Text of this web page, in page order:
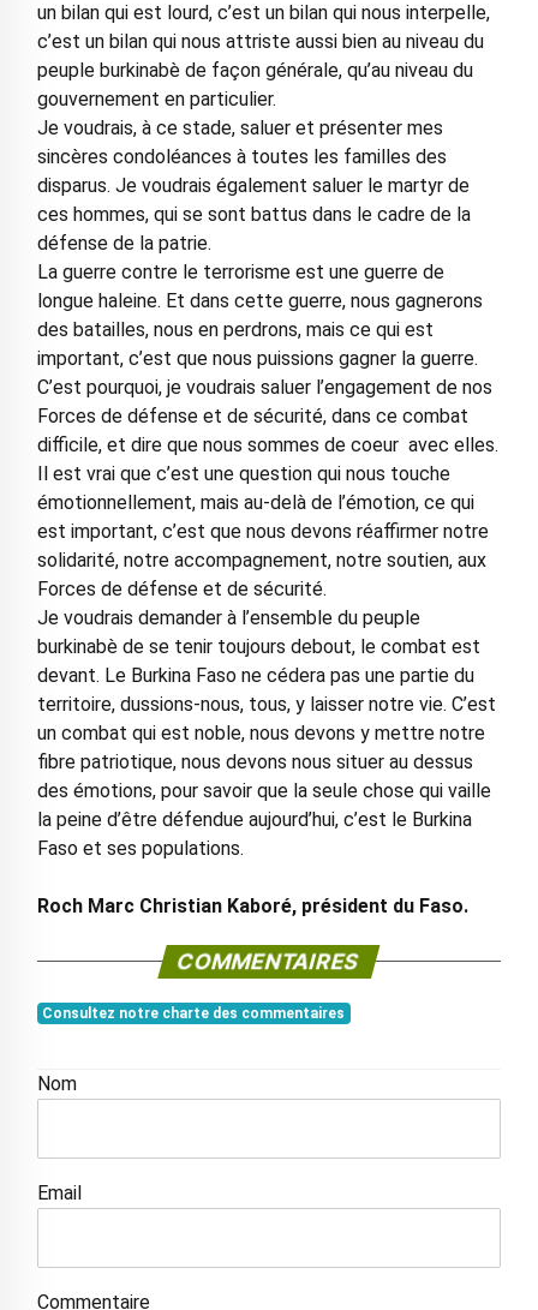
un bilan qui est lourd, c’est un bilan qui nous interpelle,
c’est un bilan qui nous attriste aussi bien au niveau du
peuple burkinabè de façon générale, qu’au niveau du
gouvernement en particulier.
Je voudrais, à ce stade, saluer et présenter mes
sincères condoléances à toutes les familles des
disparus. Je voudrais également saluer le martyr de
ces hommes, qui se sont battus dans le cadre de la
défense de la patrie.
La guerre contre le terrorisme est une guerre de
longue haleine. Et dans cette guerre, nous gagnerons
des batailles, nous en perdrons, mais ce qui est
important, c’est que nous puissions gagner la guerre.
C’est pourquoi, je voudrais saluer l’engagement de nos
Forces de défense et de sécurité, dans ce combat
difficile, et dire que nous sommes de coeur avec elles.
Il est vrai que c’est une question qui nous touche
émotionnellement, mais au-delà de l’émotion, ce qui
est important, c’est que nous devons réaffirmer notre
solidarité, notre accompagnement, notre soutien, aux
Forces de défense et de sécurité.
Je voudrais demander à l’ensemble du peuple
burkinabè de se tenir toujours debout, le combat est
devant. Le Burkina Faso ne cédera pas une partie du
territoire, dussions-nous, tous, y laisser notre vie. C’est
un combat qui est noble, nous devons y mettre notre
fibre patriotique, nous devons nous situer au dessus
des émotions, pour savoir que la seule chose qui vaille
la peine d’être défendue aujourd’hui, c’est le Burkina
Faso et ses populations.
Roch Marc Christian Kaboré, président du Faso.
COMMENTAIRES
Consultez notre charte des commentaires
Nom
Email
Commentaire